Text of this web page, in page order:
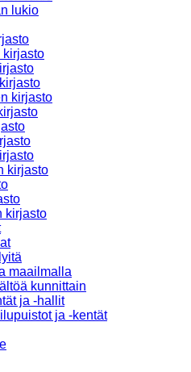
lukio
kirjasto
kirjasto
kirjasto
kirjasto
maailmalla
kunnittain
ja -hallit
ja -kentät